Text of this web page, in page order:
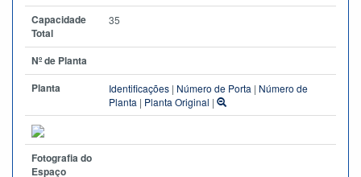
Capacidade
Total
35
Nº de Planta
Planta
Identificações | Número de Porta | Número de
Planta | Planta Original |
Fotografia do
Espaço